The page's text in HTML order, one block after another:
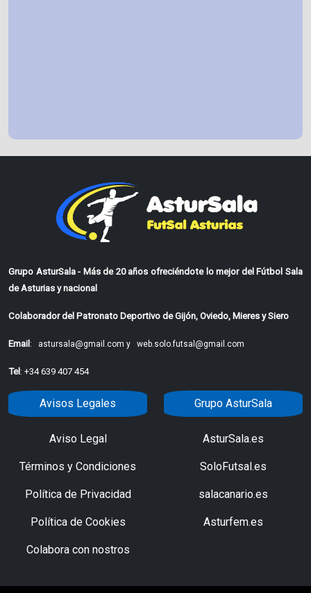
Grupo AsturSala - Más de 20 años ofreciéndote lo mejor del Fútbol Sala
de Asturias y nacional
Colaborador del Patronato Deportivo de Gijón, Oviedo, Mieres y Siero
Email : astursala@gmail.com y web.solo.futsal@gmail.com
Tel : +34 639 407 454
Avisos Legales
Aviso Legal
Términos y Condiciones
Política de Privacidad
Política de Cookies
Colabora con nostros
Grupo AsturSala
AsturSala.es
SoloFutsal.es
salacanario.es
Asturfem.es